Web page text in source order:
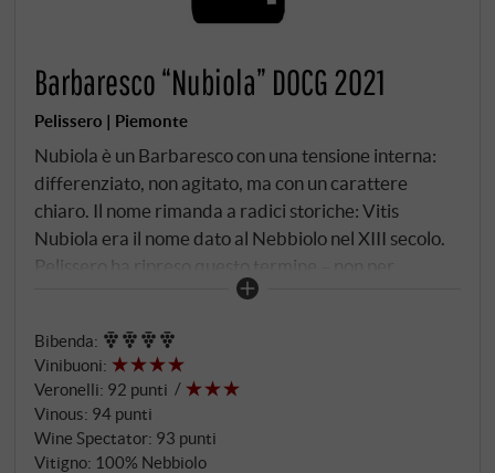
Barbaresco “Nubiola” DOCG 2021
Pelissero | Piemonte
Nubiola è un Barbaresco con una tensione interna:
differenziato, non agitato, ma con un carattere
chiaro. Il nome rimanda a radici storiche: Vitis
Nubiola era il nome dato al Nebbiolo nel XIII secolo.
Pelissero ha ripreso questo termine – non per
sentimentalismo, ma perché si addice allo stile del
anziché effetto. Le uve provengono da diverse
parcelle nei dintorni di Treiso, su terreni di marna
calcarea con un contenuto di argilla fine. I siti si
completano a vicenda – altitudine, esposizione,
microclima – per creare un quadro d'insieme
Bibenda:
Vinibuoni:
Veronelli: 92 punti
Vinous: 94 punti
Wine Spectator: 93 punti
Vitigno: 100% Nebbiolo